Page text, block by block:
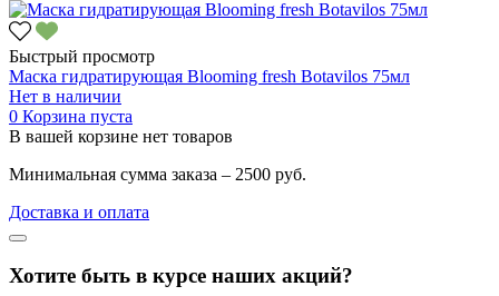
Быстрый просмотр
Маска гидратирующая Blooming fresh Botavilos 75мл
Нет в наличии
0 Корзина пуста
В вашей корзине нет товаров
Минимальная сумма заказа – 2500 руб.
Доставка и оплата
Хотите быть в курсе наших акций?